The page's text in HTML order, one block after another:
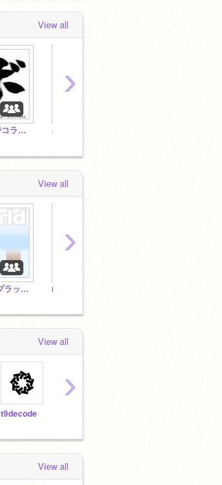
View all
ksi205202×ksi205214でコラボ！ エヴァ教
›
View all
New Remix!ふわふわなプラットフォーマー第2弾！「Ice world」 ɴᴇᴡ ɢᴀᴍᴇ!!!「Wɪʟʟ Hᴇʀᴏ」
›
View all
t9decode
›
View all